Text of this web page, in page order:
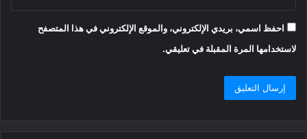
احفظ اسمي، بريدي الإلكتروني، والموقع الإلكتروني في هذا المتصفح
لاستخدامها المرة المقبلة في تعليقي.